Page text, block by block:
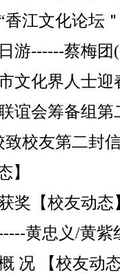
江文化论坛
游------蔡梅
文化界人士
谊会筹备组
校友第二封
】
奖【校友动态
黄忠义/黄
况 【校友动